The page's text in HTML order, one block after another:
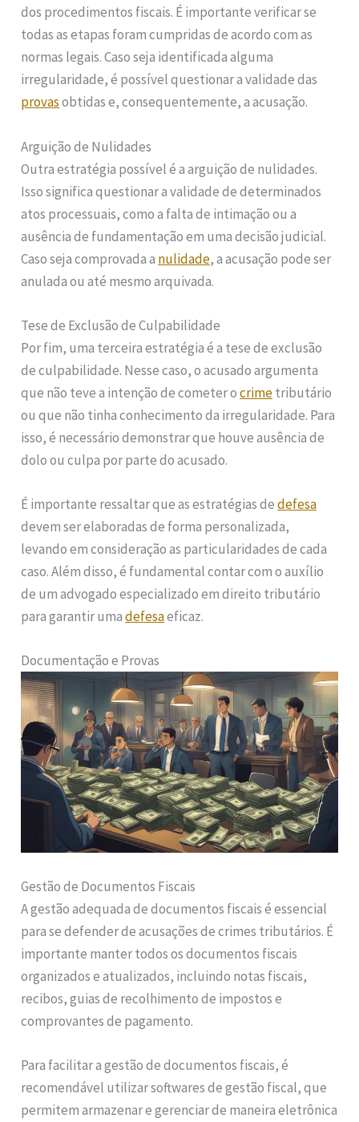
dos procedimentos fiscais. É importante verificar se
todas as etapas foram cumpridas de acordo com as
normas legais. Caso seja identificada alguma
irregularidade, é possível questionar a validade das
provasobtidas e, consequentemente, a acusação.
Arguição de Nulidades
Outra estratégia possível é a arguição de nulidades.
Isso significa questionar a validade de determinados
atos processuais, como a falta de intimação ou a
ausência de fundamentação em uma decisão judicial.
Caso seja comprovada a nulidade, a acusação pode ser
anulada ou até mesmo arquivada.
Tese de Exclusão de Culpabilidade
Por fim, uma terceira estratégia é a tese de exclusão
de culpabilidade. Nesse caso, o acusado argumenta
que não teve a intenção de cometer ocrimetributário
ou que não tinha conhecimento da irregularidade. Para
isso, é necessário demonstrar que houve ausência de
dolo ou culpa por parte do acusado.
É importante ressaltar que as estratégias dedefesa
devem ser elaboradas de forma personalizada,
levando em consideração as particularidades de cada
caso. Além disso, é fundamental contar com o auxílio
de um advogado especializado em direito tributário
para garantir umadefesaeficaz.
Documentação e Provas
Gestão de Documentos Fiscais
A gestão adequada de documentos fiscais é essencial
para se defender de acusações de crimes tributários. É
importante manter todos os documentos fiscais
organizados e atualizados, incluindo notas fiscais,
recibos, guias de recolhimento de impostos e
comprovantes de pagamento.
Para facilitar a gestão de documentos fiscais, é
recomendável utilizar softwares de gestão fiscal, que
permitem armazenar e gerenciar de maneira eletrônica